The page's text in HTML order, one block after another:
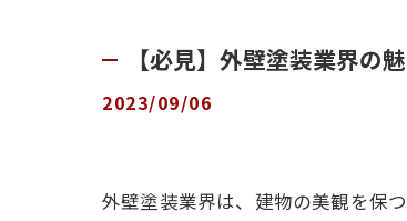
【必見】外壁塗装業界の
2023/09/06
外壁塗装業界は、建物の美観を保